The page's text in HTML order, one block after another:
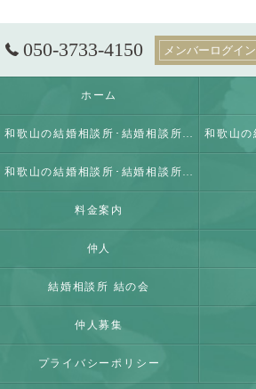
050-3733-4150 メンバーログイン
ホーム
和歌山の結婚相談所･結婚相談所 結の会の口コミ情報
和歌山の結婚相談所･結婚相談所 結の会のお客様の声
料金案内
仲人
結婚相談所 結の会
仲人募集
プライバシーポリシー